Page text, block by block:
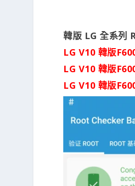
韓版 LG 全系列
LG V10 韓版
LG V10 韓版
LG V10 韓版